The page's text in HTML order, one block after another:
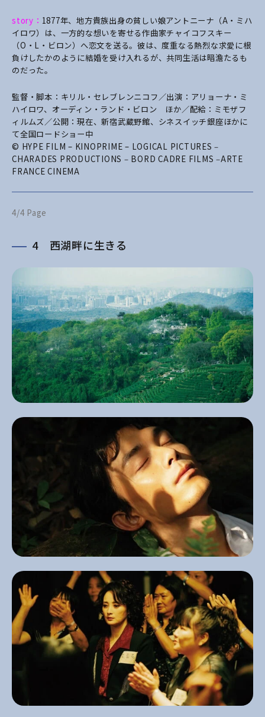
story： 1877年、地方貴族出身の貧しい娘アントニーナ（A・ミハ
イロワ）は、一方的な想いを寄せる作曲家チャイコフスキー
（O・L・ビロン）へ恋文を送る。彼は、度重なる熱烈な求愛に根
負けしたかのように結婚を受け入れるが、共同生活は暗澹たるも
のだった。
監督・脚本：キリル・セレブレンニコフ／出演：アリョーナ・ミ
ハイロワ、オーディン・ランド・ビロン ほか／配給：ミモザフ
ィルムズ／公開：現在、新宿武蔵野館、シネスイッチ銀座ほかに
て全国ロードショー中
© HYPE FILM – KINOPRIME – LOGICAL PICTURES ‒
CHARADES PRODUCTIONS ‒ BORD CADRE FILMS ‒ARTE
FRANCE CINEMA
4/4 Page
4 西湖畔に生きる